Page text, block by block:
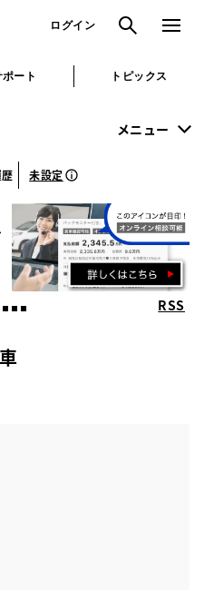
ログイン 検索 メニュ
ート トピックス
メニュー
未設定
RSS